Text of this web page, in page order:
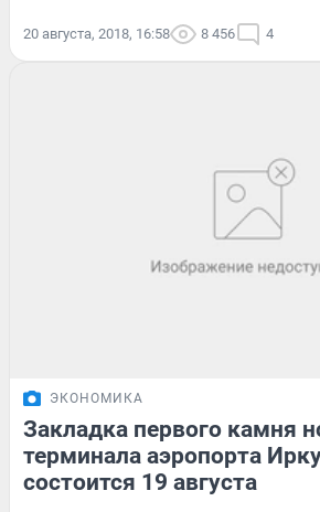
20 августа, 2018, 16:58 8 456 4
ЭКОНОМИКА
Закладка первого камня
терминала аэропорта
состоится 19 августа